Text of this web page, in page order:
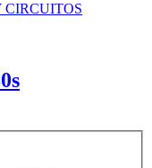
CIRCUITOS